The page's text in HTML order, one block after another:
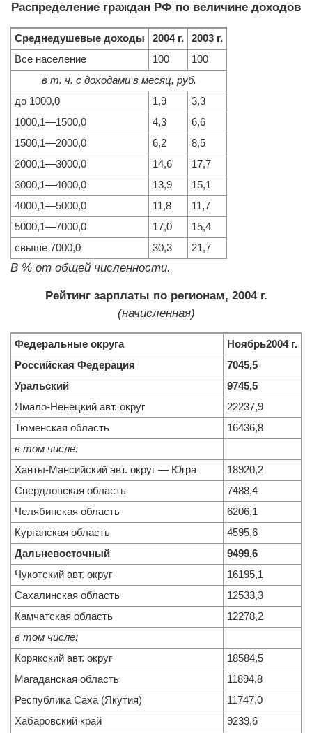
Распределение граждан РФ по величине доходов
Среднедушевые доходы 2004 г. 2003 г.
Все население
100
100
в т. ч. с доходами в месяц, руб.
до 1000,0
1,9
3,3
1000,1—1500,0
4,3
6,6
1500,1—2000,0
6,2
8,5
2000,1—3000,0
14,6
17,7
3000,1—4000,0
13,9
15,1
4000,1—5000,0
11,8
11,7
5000,1—7000,0
17,0
15,4
свыше 7000,0
30,3 21,7
В % от общей численности.
Рейтинг зарплаты по регионам, 2004 г.
(начисленная)
Федеральные округа
Ноябрь2004 г.
Российская Федерация
7045,5
Уральский
9745,5
Ямало-Ненецкий авт. округ
22237,9
Тюменская область
16436,8
в том числе:
Ханты-Мансийский авт. округ — Югра
18920,2
Свердловская область
7488,4
Челябинская область
6206,1
Курганская область
4595,6
Дальневосточный
9499,6
Чукотский авт. округ
16195,1
Сахалинская область
12533,3
Камчатская область
12278,2
в том числе:
Корякский авт. округ
18584,5
Магаданская область
11894,8
Республика Саха (Якутия)
11747,0
Хабаровский край
9239,6